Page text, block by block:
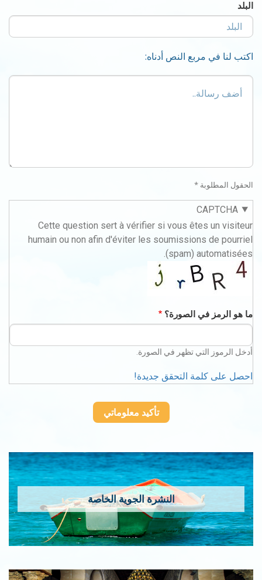
البلد
اكتب لنا في مربع النص أدناه:
أضف
رسالة
الحقول المطلوبة *
CAPTCHA
Cette question sert à vérifier si vous êtes un visiteur
humain ou non afin d'éviter les soumissions de pourriel
(spam) automatisées.
ما هو الرمز في الصورة؟
أدخل الرموز التي تظهر في الصورة.
احصل على كلمة التحقق جديدة!
النشرة الجوية الخاصة